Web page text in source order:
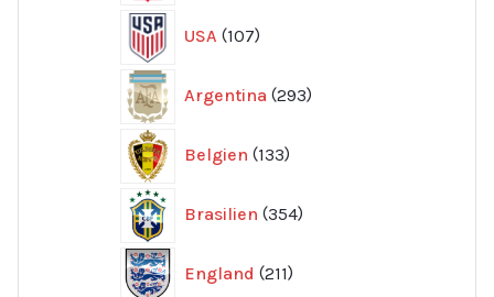
USA 107
produkter
Argentina 293
produkter
Belgien 133
produkter
Brasilien 354
produkter
England 211
produkter